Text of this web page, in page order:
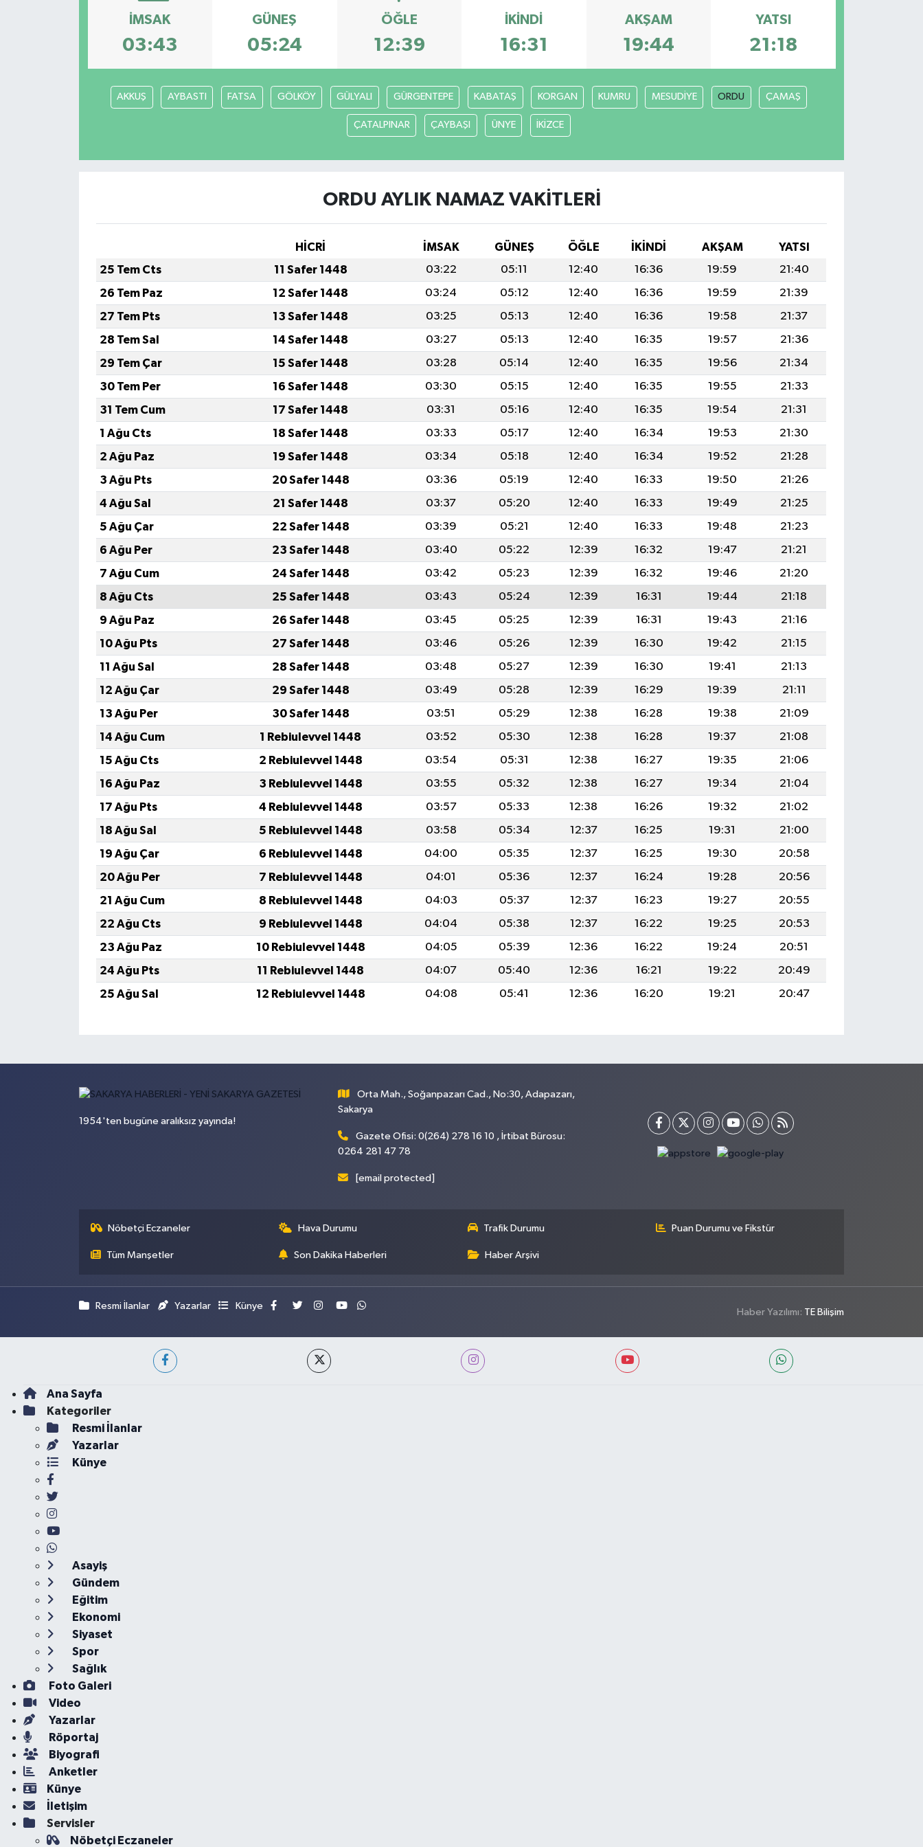
İMSAK
03:43
GÜNEŞ
05:24
ÖĞLE
12:39
İKINDI
16:31
AKŞAM
19:44
YATSI
21:18
AKKUŞ AYBASTI FATSA GÖLKÖY GÜLYALI GÜRGENTEPE KABATAŞ KORGAN KUMRU MESUDİYE ORDU ÇAMAŞ
ÇATALPINAR ÇAYBAŞI ÜNYE İKİZCE
ORDU AYLIK NAMAZ VAKITLERI
HİCRİ İMSAK GÜNEŞ ÖĞLE İKINDI AKŞAM
YATSI
25 Tem Cts
11 Safer 1448 03:22 05:11 12:40 16:36 19:59
21:40
26 Tem Paz
12 Safer 1448 03:24 05:12 12:40 16:36 19:59
21:39
27 Tem Pts
13 Safer 1448 03:25 05:13 12:40 16:36 19:58
21:37
28 Tem Sal
14 Safer 1448 03:27 05:13 12:40 16:35 19:57
21:36
29 Tem Çar
15 Safer 1448 03:28 05:14 12:40 16:35 19:56
21:34
30 Tem Per
16 Safer 1448 03:30 05:15 12:40 16:35 19:55
21:33
31 Tem Cum
17 Safer 1448 03:31 05:16 12:40 16:35 19:54
21:31
1 Ağu Cts
18 Safer 1448 03:33 05:17 12:40 16:34 19:53
21:30
2 Ağu Paz
19 Safer 1448 03:34 05:18 12:40 16:34 19:52
21:28
3 Ağu Pts
20 Safer 1448 03:36 05:19 12:40 16:33 19:50
21:26
4 Ağu Sal
21 Safer 1448 03:37 05:20 12:40 16:33 19:49
21:25
5 Ağu Çar
22 Safer 1448 03:39 05:21 12:40 16:33 19:48
21:23
6 Ağu Per
23 Safer 1448 03:40 05:22 12:39 16:32 19:47
21:21
7 Ağu Cum
24 Safer 1448 03:42 05:23 12:39 16:32 19:46
21:20
8 Ağu Cts
25 Safer 1448 03:43 05:24 12:39 16:31 19:44
21:18
9 Ağu Paz
26 Safer 1448 03:45 05:25 12:39 16:31 19:43
21:16
10 Ağu Pts
27 Safer 1448 03:46 05:26 12:39 16:30 19:42
21:15
11 Ağu Sal
28 Safer 1448 03:48 05:27 12:39 16:30 19:41
21:13
12 Ağu Çar
29 Safer 1448 03:49 05:28 12:39 16:29 19:39
21:11
13 Ağu Per
30 Safer 1448 03:51 05:29 12:38 16:28 19:38
21:09
14 Ağu Cum
1 Rebiulevvel 1448 03:52 05:30 12:38 16:28 19:37
21:08
15 Ağu Cts
2 Rebiulevvel 1448 03:54 05:31 12:38 16:27 19:35
21:06
16 Ağu Paz
3 Rebiulevvel 1448 03:55 05:32 12:38 16:27 19:34
21:04
17 Ağu Pts
4 Rebiulevvel 1448 03:57 05:33 12:38 16:26 19:32
21:02
18 Ağu Sal
5 Rebiulevvel 1448 03:58 05:34 12:37 16:25 19:31
21:00
19 Ağu Çar
6 Rebiulevvel 1448 04:00 05:35 12:37 16:25 19:30
20:58
20 Ağu Per
7 Rebiulevvel 1448 04:01 05:36 12:37 16:24 19:28
20:56
21 Ağu Cum
8 Rebiulevvel 1448 04:03 05:37 12:37 16:23 19:27
20:55
22 Ağu Cts
9 Rebiulevvel 1448 04:04 05:38 12:37 16:22 19:25
20:53
23 Ağu Paz
10 Rebiulevvel 1448 04:05 05:39 12:36 16:22 19:24
20:51
24 Ağu Pts
11 Rebiulevvel 1448 04:07 05:40 12:36 16:21 19:22
20:49
25 Ağu Sal
12 Rebiulevvel 1448 04:08 05:41 12:36 16:20 19:21 20:47
1954'ten bugüne aralıksız yayında!
Orta Mah., Soğanpazarı Cad., No:30, Adapazarı,
Sakarya
Gazete Ofisi: 0(264) 278 16 10 , İrtibat Bürosu:
0264 281 47 78
[email protected]
Nöbetçi Eczaneler Hava Durumu Trafik Durumu Puan Durumu ve Fikstür
Tüm Manşetler Son Dakika Haberleri Haber Arşivi
Resmi İlanlar Yazarlar Künye
Haber Yazılımı: TE Bilişim
Ana Sayfa
Kategoriler
Resmi İlanlar
Yazarlar
Künye
Asayiş
Gündem
Eğitim
Ekonomi
Siyaset
Spor
Sağlık
Foto Galeri
Video
Yazarlar
Röportaj
Biyografi
Anketler
Künye
İletişim
Servisler
Nöbetçi Eczaneler